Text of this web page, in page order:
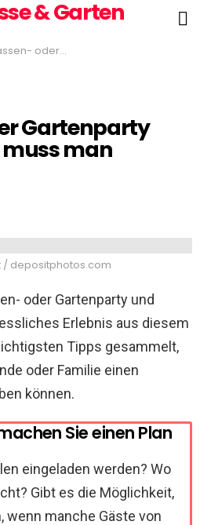
planen – dass muss man beachten
Gartenparty
man
/ depositphotos.com
oder Gartenparty und
Erlebnis aus diesem
Tipps gesammelt,
oder Familie einen
können.
Sie einen Plan
eingeladen werden? Wo
Gibt es die Möglichkeit,
wenn manche Gäste von